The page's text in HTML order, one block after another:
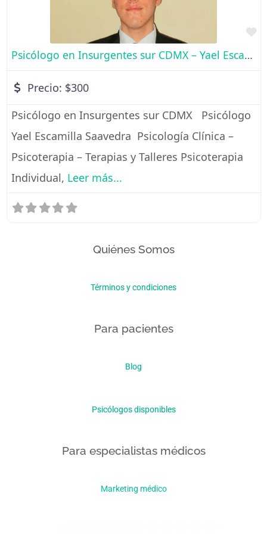
Psicólogo en Insurgentes sur CDMX – Yael Escamilla Saavedra
Precio: $300
Psicólogo en Insurgentes sur CDMX Psicólogo
Yael Escamilla Saavedra Psicología Clínica –
Psicoterapia – Terapias y Talleres Psicoterapia
Individual, Leer más...
Quiénes Somos
Términos y condiciones
Para pacientes
Blog
Psicólogos disponibles
Para especialistas médicos
Marketing médico